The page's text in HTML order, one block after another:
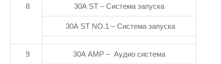
8 30A ST – Система запуска
30A ST NO.1 – Система запуска
9 30A AMP – Аудио система